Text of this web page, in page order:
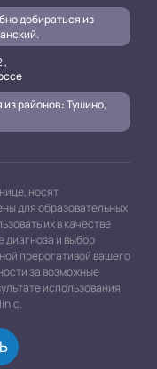
добираться из
.
,
районов: Тушино,
носят
для образовательных
их в качестве
и выбор
прерогативой вашего
за возможные
использования